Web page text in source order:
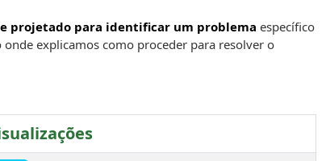
projetado para identificar um problema específico
explicamos como proceder para resolver o